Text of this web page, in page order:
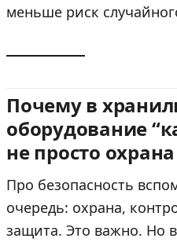
меньше риск
Почему в
оборудование
не просто охрана
Про безопасность
очередь: охрана,
защита. Это важно. Но